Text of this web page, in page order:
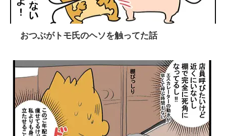
おつぶがトモ氏のヘソを触ってた話